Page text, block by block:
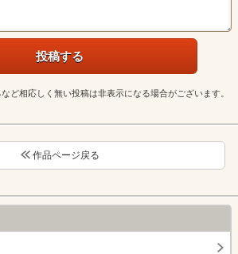
ど相応しく無い投稿は非表示になる場合がございます。
作品ページ戻る